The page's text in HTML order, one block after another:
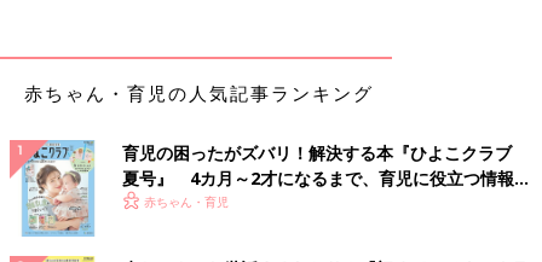
赤ちゃん・育児の人気記事ランキング
育児の困ったがズバリ！解決する本『ひよこクラブ
夏号』 4カ月～2才になるまで、育児に役立つ情報が
いっぱい！
赤ちゃん・育児